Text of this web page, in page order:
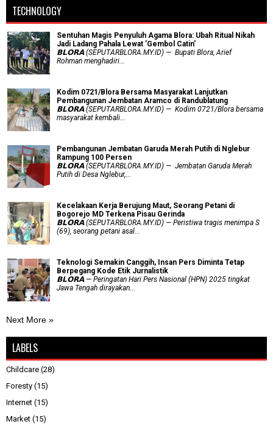
TECHNOLOGY
Sentuhan Magis Penyuluh Agama Blora: Ubah Ritual Nikah
Jadi Ladang Pahala Lewat 'Gembol Catin'
𝗕𝗟𝗢𝗥𝗔 (SEPUTARBLORA.MY.ID) — Bupati Blora, Arief
Rohman menghadiri...
Kodim 0721/Blora Bersama Masyarakat Lanjutkan
Pembangunan Jembatan Aramco di Randublatung
𝗕𝗟𝗢𝗥𝗔 (SEPUTARBLORA.MY.ID) — Kodim 0721/Blora bersama
masyarakat kembali...
Pembangunan Jembatan Garuda Merah Putih di Nglebur
Rampung 100 Persen
𝗕𝗟𝗢𝗥𝗔 (SEPUTARBLORA.MY.ID) — Jembatan Garuda Merah
Putih di Desa Nglebur,...
Kecelakaan Kerja Berujung Maut, Seorang Petani di
Bogorejo MD Terkena Pisau Gerinda
𝗕𝗟𝗢𝗥𝗔 (SEPUTARBLORA.MY.ID) — Peristiwa tragis menimpa S
(69), seorang petani asal...
Teknologi Semakin Canggih, Insan Pers Diminta Tetap
Berpegang Kode Etik Jurnalistik
𝗕𝗟𝗢𝗥𝗔 — Peringatan Hari Pers Nasional (HPN) 2025 tingkat
Jawa Tengah dirayakan...
Next More »
LABELS
Childcare (28)
Foresty (15)
Internet (15)
Market (15)